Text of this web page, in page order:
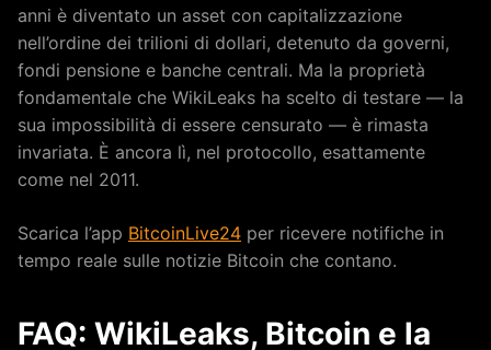
anni è diventato un asset con capitalizzazione
nell’ordine dei trilioni di dollari, detenuto da governi,
fondi pensione e banche centrali. Ma la proprietà
fondamentale che WikiLeaks ha scelto di testare — la
sua impossibilità di essere censurato — è rimasta
invariata. È ancora lì, nel protocollo, esattamente
come nel 2011.
Scarica l’app BitcoinLive24 per ricevere notifiche in
tempo reale sulle notizie Bitcoin che contano.
FAQ: WikiLeaks, Bitcoin e la